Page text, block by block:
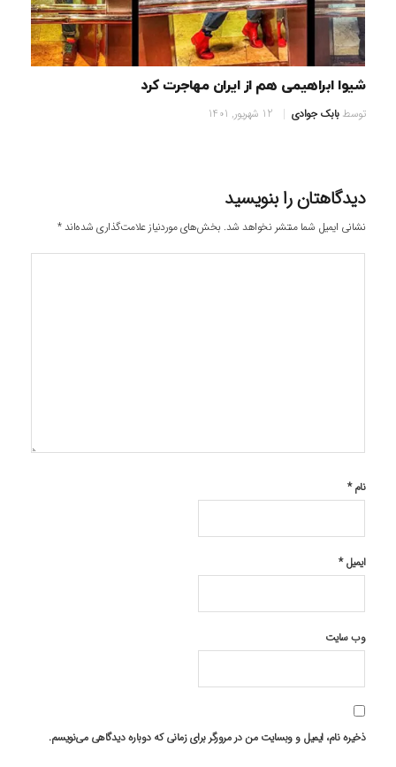
شیوا ابراهیمی هم از ایران مهاجرت کرد
توسطبابک جوادی 12 شهریور, 1401
دیدگاهتان را بنویسید
نشانی ایمیل شما منتشر نخواهد شد. بخش‌های موردنیاز علامت‌گذاری شده‌اند*
نام*
ایمیل*
وب‌ سایت
ذخیره نام، ایمیل و وبسایت من در مرورگر برای زمانی که دوباره دیدگاهی می‌نویسم.